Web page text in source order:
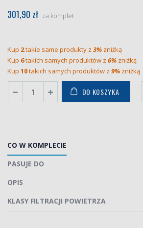
301,90 zł za komplet
Kup 2takie same produkty z 3% zniżką
Kup 6takich samych produktów z 6% zniżką
Kup 10takich samych produktów z 9% zniżką
DO KOSZYKA
CO W KOMPLECIE
PASUJE DO
OPIS
KLASY FILTRACJI POWIETRZA